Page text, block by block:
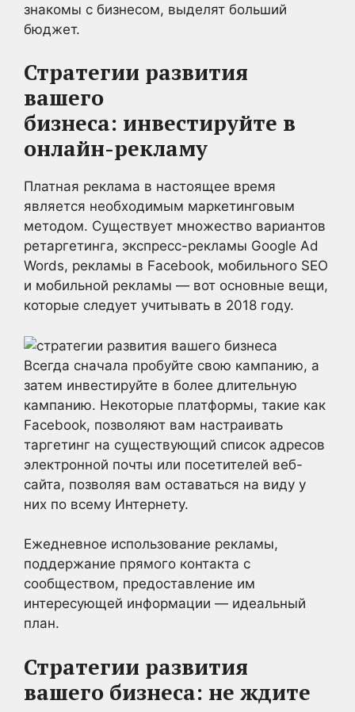
знакомы с бизнесом, выделят больший
бюджет.
Стратегии развития
вашего
бизнеса: инвестируйте в
онлайн-рекламу
Платная реклама в настоящее время
является необходимым маркетинговым
методом. Существует множество вариантов
ретаргетинга, экспресс-рекламы Google Ad
Words, рекламы в Facebook, мобильного SEO
и мобильной рекламы — вот основные вещи,
которые следует учитывать в 2018 году.
Всегда сначала пробуйте свою кампанию, а
затем инвестируйте в более длительную
кампанию. Некоторые платформы, такие как
Facebook, позволяют вам настраивать
таргетинг на существующий список адресов
электронной почты или посетителей веб-
сайта, позволяя вам оставаться на виду у
них по всему Интернету.
Ежедневное использование рекламы,
поддержание прямого контакта с
сообществом, предоставление им
интересующей информации — идеальный
план.
Стратегии развития
вашего бизнеса: не ждите